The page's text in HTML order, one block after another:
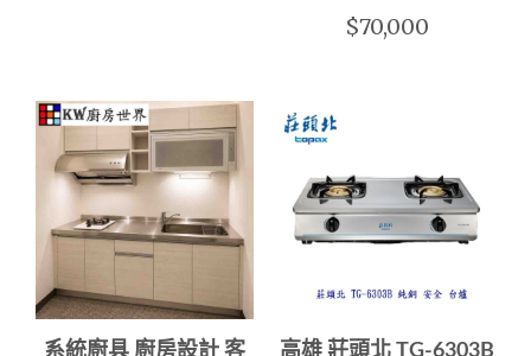
$70,000
系統廚具 廚房設計 客
高雄 莊頭北 TG-6303B